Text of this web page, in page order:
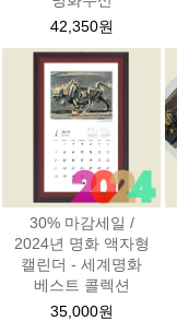
42,350원
30% 마감세일 /
2024년 명화 액자형
캘린더 - 세계명화
베스트 콜렉션
35,000원